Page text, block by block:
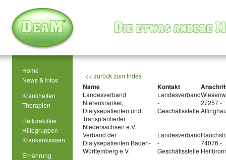
Home
News & Infos
Krankheiten
Therapien
Heilpraktiker
Hilfegruppen
Krankenkassen
Ernährung
<< zurück zum Index
Name Kontakt
Landesverband
Nierenkranker,
Dialysepatienten und
Transplantierter
Niedersachsen e.V.
Landesverband
-
Geschäftsstelle
27257 -
Verband der
Dialysepatienten Baden-
Württemberg e.V.
Landesverband
-
Geschäftsstelle
74076 -